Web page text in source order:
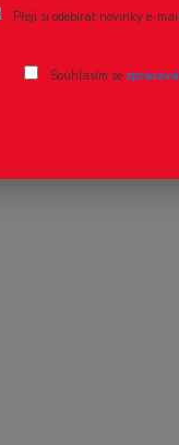
Přeji si odebírat novinky e-
Souhlasím se